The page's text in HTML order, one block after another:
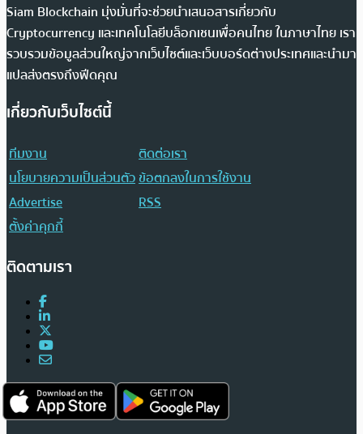
Siam Blockchain มุ่งมั่นที่จะช่วยนำเสนอสารเกี่ยวกับ
Cryptocurrency และเทคโนโลยีบล็อกเชนเพื่อคนไทย ในภาษาไทย เรา
รวบรวมข้อมูลส่วนใหญ่จากเว็บไซต์และเว็บบอร์ดต่างประเทศและนำมา
แปลส่งตรงถึงฟีดคุณ
เกี่ยวกับเว็บไซต์นี้
ทีมงาน
ติดต่อเรา
นโยบายความเป็นส่วนตัวข้อตกลงในการใช้งาน
Advertise
RSS
ตั้งค่าคุกกี้
ติดตามเรา